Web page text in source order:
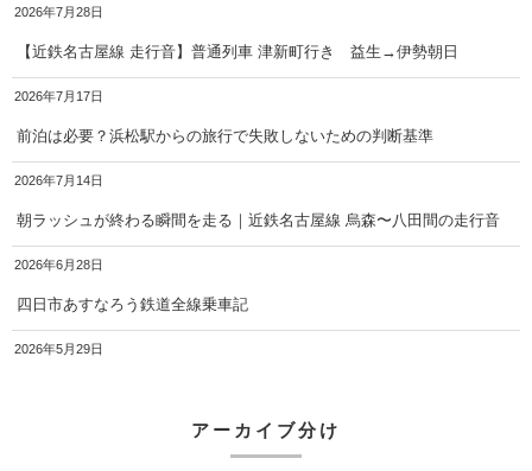
2026年7月28日
【近鉄名古屋線 走行音】普通列車 津新町行き 益生→伊勢朝日
2026年7月17日
前泊は必要？浜松駅からの旅行で失敗しないための判断基準
2026年7月14日
朝ラッシュが終わる瞬間を走る｜近鉄名古屋線 烏森〜八田間の走行音
2026年6月28日
四日市あすなろう鉄道全線乗車記
2026年5月29日
アーカイブ分け